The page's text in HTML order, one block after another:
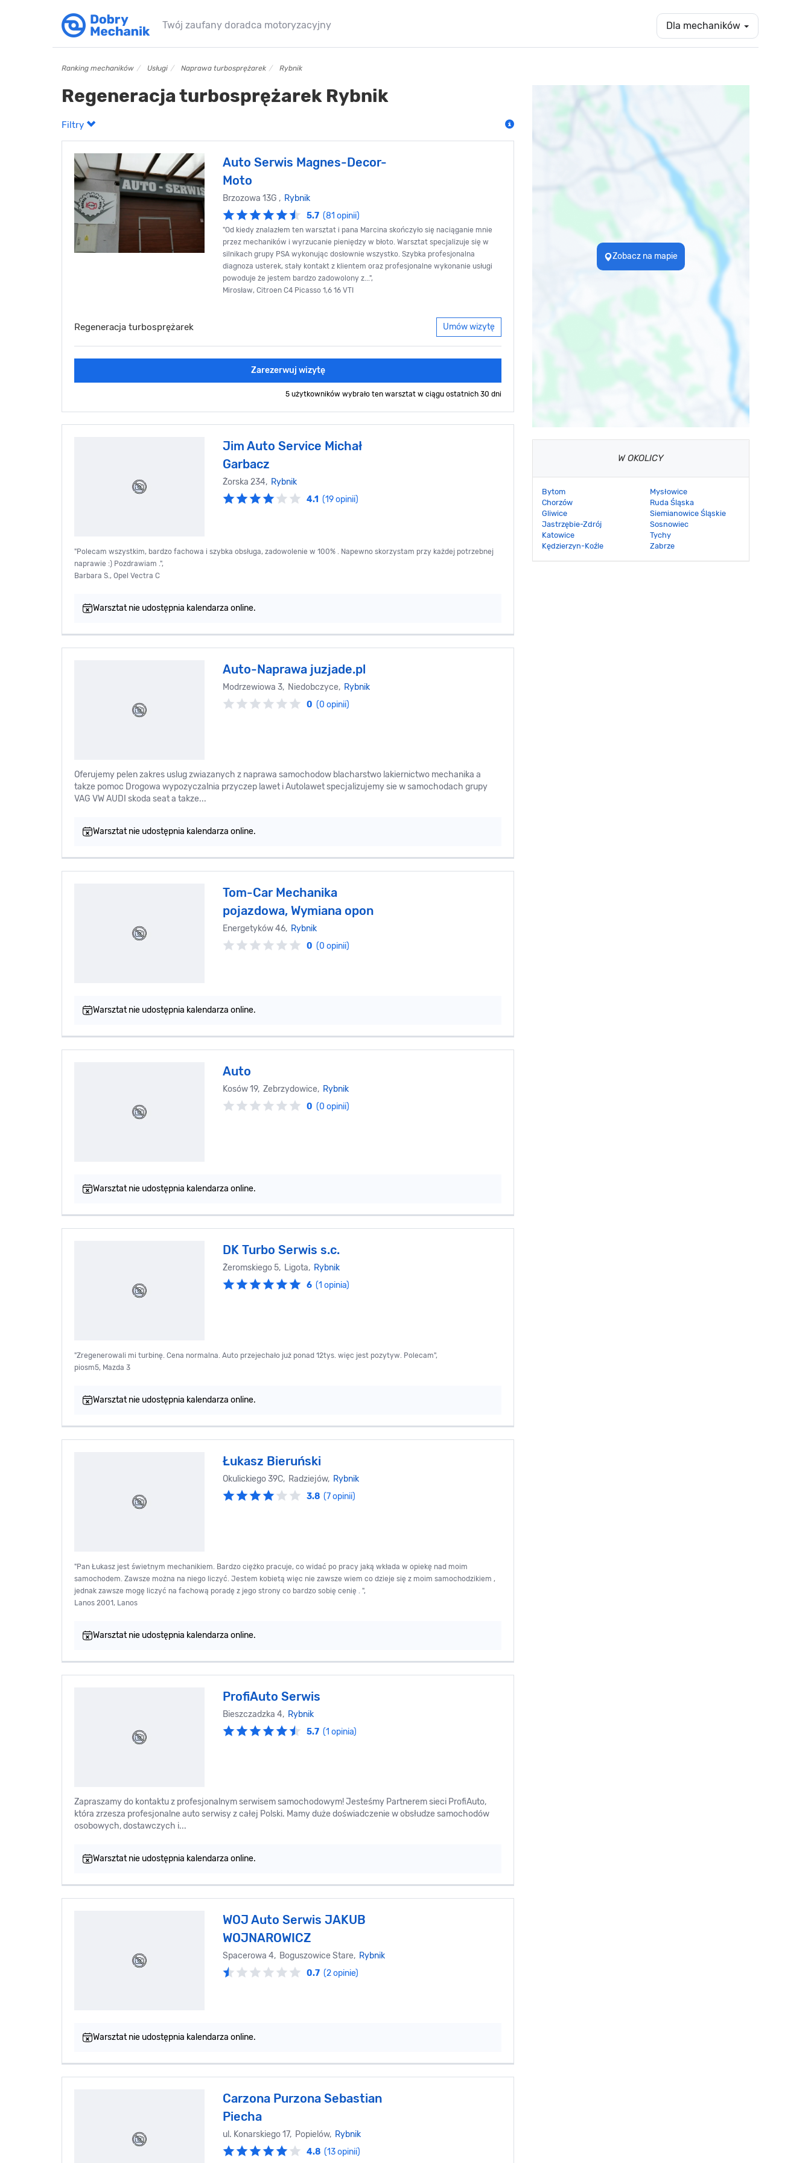
Twój zaufany doradca motoryzacyjny Dla mechaników
Ranking mechaników Usługi Naprawa turbosprężarek Rybnik
Regeneracja turbosprężarek Rybnik
Filtry
Auto Serwis Magnes-Decor-
Moto
Brzozowa 13G , Rybnik
5.7 (81 opinii)
"Od kiedy znalazłem ten warsztat i pana Marcina skończyło się naciąganie mnie
przez mechaników i wyrzucanie pieniędzy w błoto. Warsztat specjalizuje się w
silnikach grupy PSA wykonując dosłownie wszystko. Szybka profesjonalna
diagnoza usterek, stały kontakt z klientem oraz profesjonalne wykonanie usługi
powoduje że jestem bardzo zadowolony z...",
Mirosław, Citroen C4 Picasso 1,6 16 VTI
Regeneracja turbosprężarek Umów wizytę
Zarezerwuj wizytę
5 użytkowników wybrało ten warsztat w ciągu ostatnich 30 dni
Jim Auto Service Michał
Garbacz
Żorska 234, Rybnik
4.1 (19 opinii)
"Polecam wszystkim, bardzo fachowa i szybka obsługa, zadowolenie w 100% . Napewno skorzystam przy każdej potrzebnej
naprawie :) Pozdrawiam .",
Barbara S., Opel Vectra C
Warsztat nie udostępnia kalendarza online.
Auto-Naprawa juzjade.pl
Modrzewiowa 3, Niedobczyce, Rybnik
0 (0 opinii)
Oferujemy pelen zakres uslug zwiazanych z naprawa samochodow blacharstwo lakiernictwo mechanika a
takze pomoc Drogowa wypozyczalnia przyczep lawet i Autolawet specjalizujemy sie w samochodach grupy
VAG VW AUDI skoda seat a takze...
Warsztat nie udostępnia kalendarza online.
Tom-Car Mechanika
pojazdowa, Wymiana opon
Energetyków 46, Rybnik
0 (0 opinii)
Warsztat nie udostępnia kalendarza online.
Auto
Kosów 19, Zebrzydowice, Rybnik
0 (0 opinii)
Warsztat nie udostępnia kalendarza online.
DK Turbo Serwis s.c.
Żeromskiego 5, Ligota, Rybnik
6 (1 opinia)
"Zregenerowali mi turbinę. Cena normalna. Auto przejechało już ponad 12tys. więc jest pozytyw. Polecam",
piosm5, Mazda 3
Warsztat nie udostępnia kalendarza online.
Łukasz Bieruński
Okulickiego 39C, Radziejów, Rybnik
3.8 (7 opinii)
"Pan Łukasz jest świetnym mechanikiem. Bardzo ciężko pracuje, co widać po pracy jaką wkłada w opiekę nad moim
samochodem. Zawsze można na niego liczyć. Jestem kobietą więc nie zawsze wiem co dzieje się z moim samochodzikiem ,
jednak zawsze mogę liczyć na fachową poradę z jego strony co bardzo sobię cenię . ",
Lanos 2001, Lanos
Warsztat nie udostępnia kalendarza online.
ProfiAuto Serwis
Bieszczadzka 4, Rybnik
5.7 (1 opinia)
Zapraszamy do kontaktu z profesjonalnym serwisem samochodowym! Jesteśmy Partnerem sieci ProfiAuto,
która zrzesza profesjonalne auto serwisy z całej Polski. Mamy duże doświadczenie w obsłudze samochodów
osobowych, dostawczych i...
Warsztat nie udostępnia kalendarza online.
WOJ Auto Serwis JAKUB
WOJNAROWICZ
Spacerowa 4, Boguszowice Stare, Rybnik
0.7 (2 opinie)
Warsztat nie udostępnia kalendarza online.
Carzona Purzona Sebastian
Piecha
ul. Konarskiego 17, Popielów, Rybnik
4.8 (13 opinii)
Zobacz na mapie
W OKOLICY
Bytom
Chorzów
Gliwice
Jastrzębie-Zdrój
Katowice
Kędzierzyn-Koźle
Mysłowice
Ruda Śląska
Siemianowice Śląskie
Sosnowiec
Tychy
Zabrze